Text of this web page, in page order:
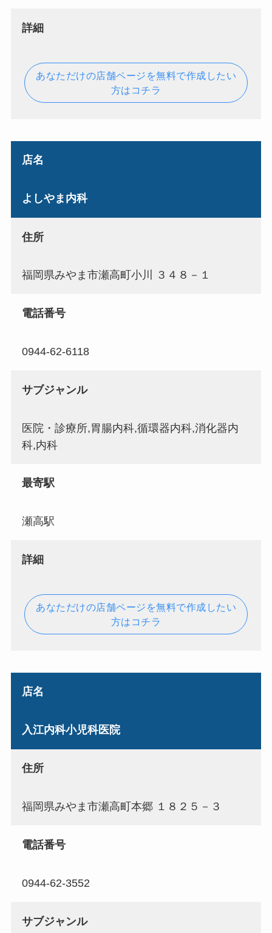
詳細
あなただけの店舗ページを無料で作成したい
方はコチラ
店名
よしやま内科
住所
福岡県みやま市瀬高町小川 ３４８－１
電話番号
0944-62-6118
サブジャンル
医院・診療所,胃腸内科,循環器内科,消化器内
科,内科
最寄駅
瀬高駅
詳細
あなただけの店舗ページを無料で作成したい
方はコチラ
店名
入江内科小児科医院
住所
福岡県みやま市瀬高町本郷 １８２５－３
電話番号
0944-62-3552
サブジャンル